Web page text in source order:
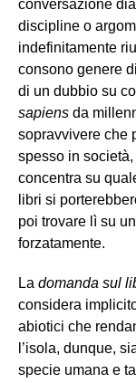
conversazione
discipline o
indefinitamente
consono genere
di un dubbio su
sapiens da
sopravvivere che
spesso in
concentra su
libri si
poi trovare lì su
forzatamente.
La domanda sul
considera
abiotici che
l’isola, dunque,
specie umana e